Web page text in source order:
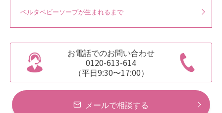
ベルタベビーソープが生まれるまで
お電話でのお問い合わせ
0120-613-614
（平日9:30〜17:00）
メールで相談する